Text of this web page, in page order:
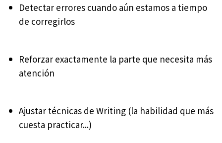
Detectar errores cuando aún estamos a tiempo
de corregirlos
Reforzar exactamente la parte que necesita más
atención
Ajustar técnicas de Writing (la habilidad que más
cuesta practicar...)